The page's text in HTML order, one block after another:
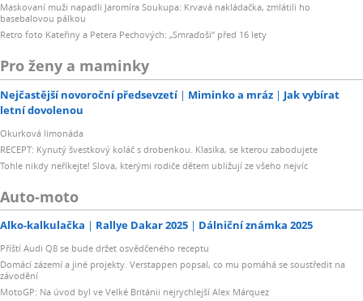
Maskovaní muži napadli Jaromíra Soukupa: Krvavá nakládačka, zmlátili ho
basebalovou pálkou
Retro foto Kateřiny a Petera Pechových: „Smraďoši“ před 16 lety
Pro ženy a maminky
Nejčastější novoroční předsevzetí Miminko a mráz
Jak vybírat
letní dovolenou
Okurková limonáda
RECEPT: Kynutý švestkový koláč s drobenkou. Klasika, se kterou zabodujete
Tohle nikdy neříkejte! Slova, kterými rodiče dětem ubližují ze všeho nejvíc
Auto-moto
Alko-kalkulačka Rallye Dakar 2025 Dálniční známka 2025
Příští Audi Q8 se bude držet osvědčeného receptu
Domácí zázemí a jiné projekty. Verstappen popsal, co mu pomáhá se soustředit na
závodění
MotoGP: Na úvod byl ve Velké Británii nejrychlejší Alex Márquez